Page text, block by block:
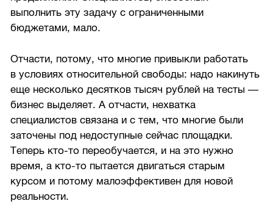
выполнить эту задачу с ограниченными
бюджетами, мало.
Отчасти, потому, что многие привыкли работать
в условиях относительной свободы: надо накинуть
еще несколько десятков тысяч рублей на тесты —
бизнес выделяет. А отчасти, нехватка
специалистов связана и с тем, что многие были
заточены под недоступные сейчас площадки.
Теперь кто-то переобучается, и на это нужно
время, а кто-то пытается двигаться старым
курсом и потому малоэффективен для новой
реальности.